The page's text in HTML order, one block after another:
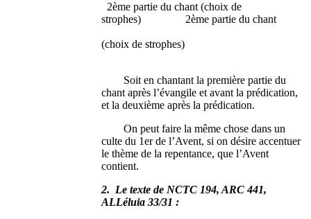
2ème partie du chant (choix de
strophes) 2ème partie du chant
(choix de strophes)
Soit en chantant la première partie du
chant après l’évangile et avant la prédication,
et la deuxième après la prédication.
On peut faire la même chose dans un
culte du 1er de l’Avent, si on désire accentuer
le thème de la repentance, que l’Avent
contient.
2. Le texte de NCTC 194, ARC 441,
ALLéluia 33/31 :